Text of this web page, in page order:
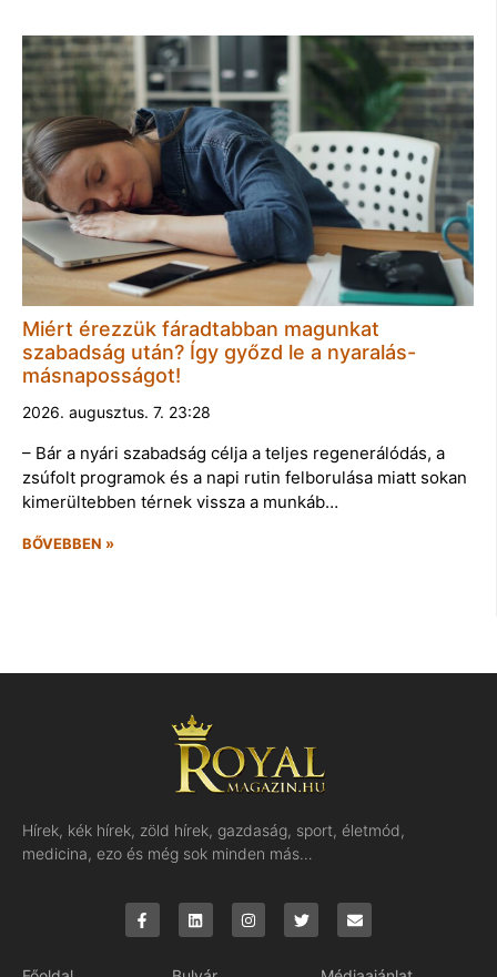
Miért érezzük fáradtabban magunkat
szabadság után? Így győzd le a nyaralás-
másnaposságot!
2026. augusztus. 7. 23:28
– Bár a nyári szabadság célja a teljes regenerálódás, a
zsúfolt programok és a napi rutin felborulása miatt sokan
kimerültebben térnek vissza a munkáb…
BŐVEBBEN »
Hírek, kék hírek, zöld hírek, gazdaság, sport, életmód,
medicina, ezo és még sok minden más…